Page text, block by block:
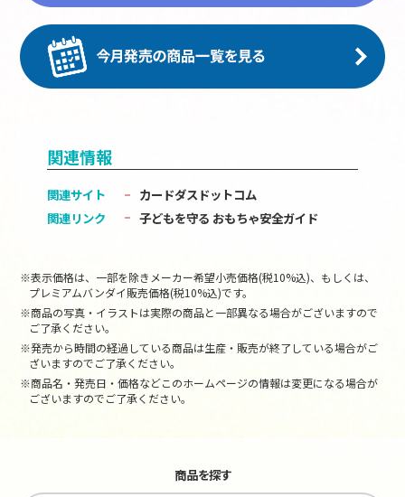
関連情報
関連サイト
カードダスドットコム
関連リンク
子どもを守る おもちゃ安全ガイド
※表示価格は、一部を除きメーカー希望小売価格(税10%込)、もしくは、
プレミアムバンダイ販売価格(税10%込)です。
※商品の写真・イラストは実際の商品と一部異なる場合がございますので
ご了承ください。
※発売から時間の経過している商品は生産・販売が終了している場合がご
ざいますのでご了承ください。
※商品名・発売日・価格などこのホームページの情報は変更になる場合が
ございますのでご了承ください。
商品を探す